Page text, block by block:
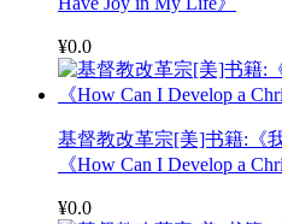
¥0.0
基督教改革宗[美]书籍:《
《How Can I Develop a
¥0.0